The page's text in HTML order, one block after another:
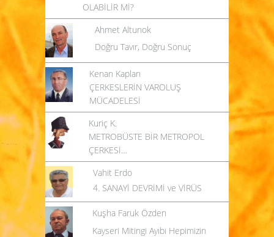
OLABİLİR Mİ?
Ahmet Altunok
Doğru Tavır, Doğru Sonuç
Kenan Kaplan
ÇERKESLERİN VAROLUŞ
MÜCADELESİ
Kuriç K.
METROBÜSTE BİR METROPOL
ÇERKESİ…
Vahit Erdo
4. SANAYİ DEVRİMİ ve VİRÜS
Kuşha Faruk Özden
Kayseri Mitingi Ayıbı Hepimizin